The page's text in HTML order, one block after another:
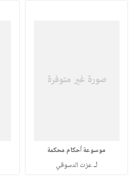
موسوعة أحكام محكمة
لـعزت الدسوقي